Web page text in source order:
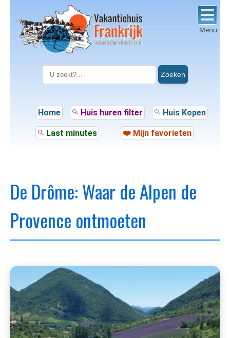
Zoeken
Menu
Home Huis huren filter Huis Kopen
Last minutes ❤️ Mijn favorieten
De Drôme: Waar de Alpen de
Provence ontmoeten